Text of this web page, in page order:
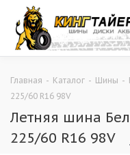
Главная - Каталог - Шины -
225/60 R16 98V
Летняя шина
225/60 R16 98V